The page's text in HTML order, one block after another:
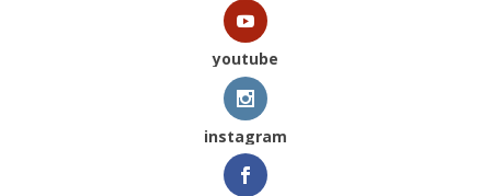
youtube
instagram